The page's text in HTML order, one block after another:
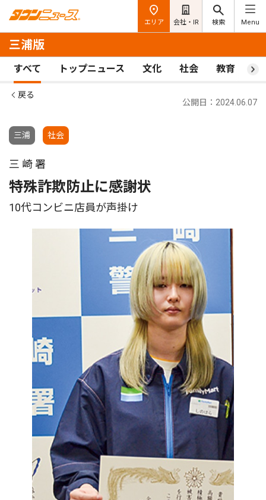
エリア 会社・IR 検索 Menu
三浦版
すべて トップニュース 文化 社会 教育 ス
戻る
三浦 社会
公開日：2024.06.07
三 崎 署
特殊詐欺防止に感謝状
10代コンビニ店員が声掛け